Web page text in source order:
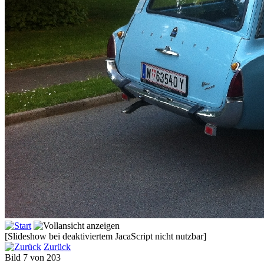
[Slideshow bei deaktiviertem JacaScript nicht nutzbar]
Zurück
Bild 7 von 203